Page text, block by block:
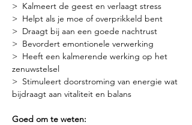
>  Kalmeert de geest en verlaagt stress
>  Helpt als je moe of overprikkeld bent
>  Draagt bij aan een goede nachtrust
>  Bevordert emontionele verwerking
>  Heeft een kalmerende werking op het
zenuwstelsel
>  Stimuleert doorstroming van energie wat
bijdraagt aan vitaliteit en balans
Goed om te weten: